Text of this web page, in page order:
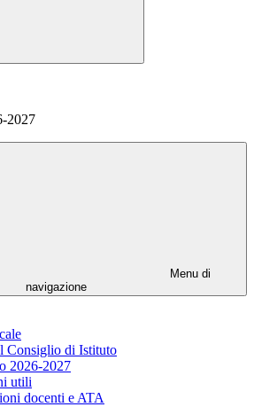
2027
Menu di
navigazione
Consiglio di Istituto
2026-2027
utili
docenti e ATA